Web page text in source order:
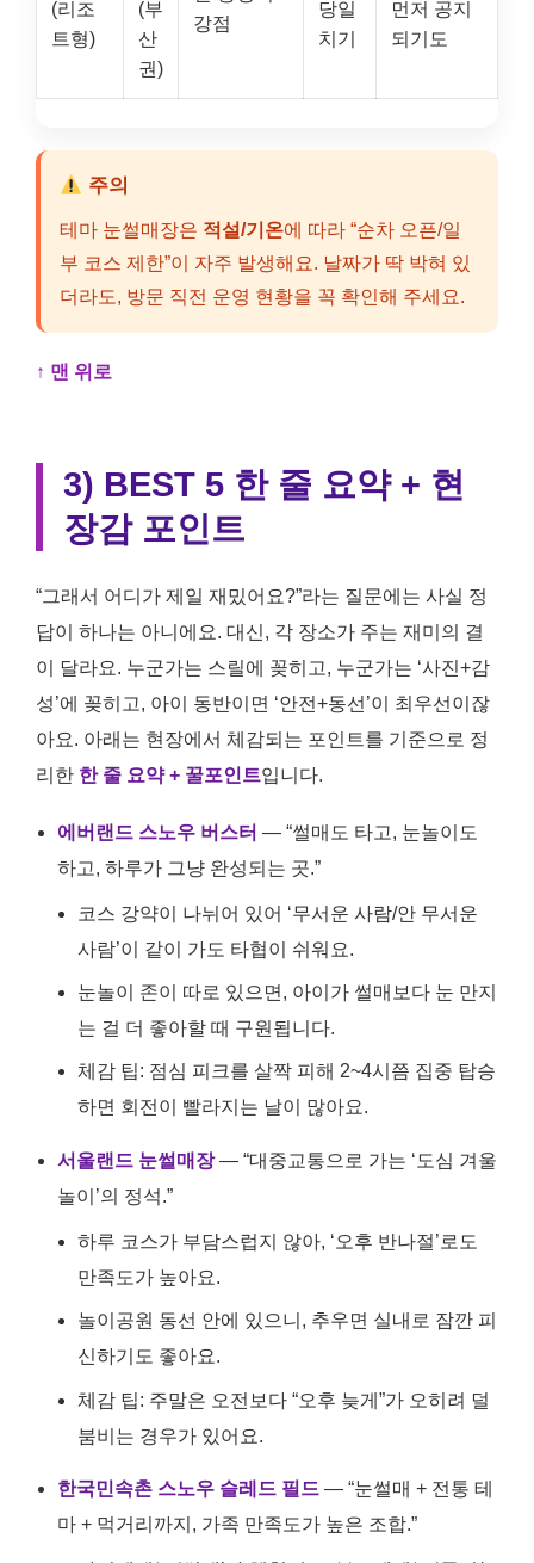
(리조
트형)
(부
산
권)
강점
당일
치기
먼저 공지
되기도
주의
테마 눈썰매장은 적설/기온에 따라 “순차 오픈/일
부 코스 제한”이 자주 발생해요. 날짜가 딱 박혀 있
더라도, 방문 직전 운영 현황을 꼭 확인해 주세요.
↑ 맨 위로
3) BEST 5 한 줄 요약 + 현
장감 포인트
“그래서 어디가 제일 재밌어요?”라는 질문에는 사실 정
답이 하나는 아니에요. 대신, 각 장소가 주는 재미의 결
이 달라요. 누군가는 스릴에 꽂히고, 누군가는 ‘사진+감
성’에 꽂히고, 아이 동반이면 ‘안전+동선’이 최우선이잖
아요. 아래는 현장에서 체감되는 포인트를 기준으로 정
리한 한 줄 요약 + 꿀포인트입니다.
에버랜드 스노우 버스터 — “썰매도 타고, 눈놀이도
하고, 하루가 그냥 완성되는 곳.”
코스 강약이 나뉘어 있어 ‘무서운 사람/안 무서운
사람’이 같이 가도 타협이 쉬워요.
눈놀이 존이 따로 있으면, 아이가 썰매보다 눈 만지
는 걸 더 좋아할 때 구원됩니다.
체감 팁: 점심 피크를 살짝 피해 2~4시쯤 집중 탑승
하면 회전이 빨라지는 날이 많아요.
서울랜드 눈썰매장— “대중교통으로 가는 ‘도심 겨울
놀이’의 정석.”
하루 코스가 부담스럽지 않아, ‘오후 반나절’로도
만족도가 높아요.
놀이공원 동선 안에 있으니, 추우면 실내로 잠깐 피
신하기도 좋아요.
체감 팁: 주말은 오전보다 “오후 늦게”가 오히려 덜
붐비는 경우가 있어요.
한국민속촌 스노우 슬레드 필드— “눈썰매 + 전통 테
마 + 먹거리까지, 가족 만족도가 높은 조합.”